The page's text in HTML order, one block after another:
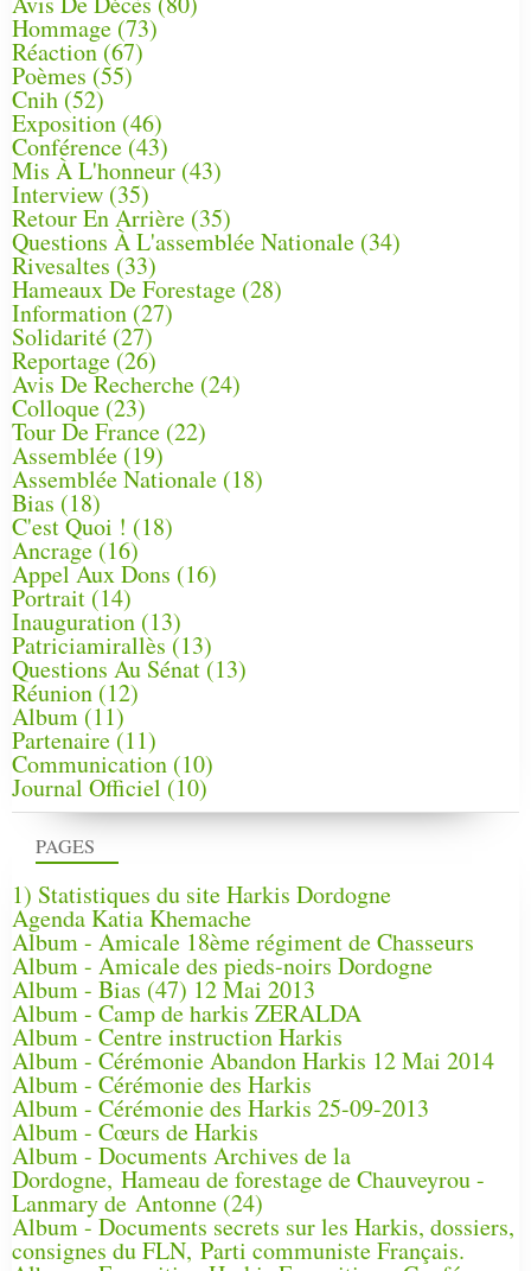
PAGES
1) Statistiques du site Harkis Dordogne
Agenda Katia Khemache
Album - Amicale 18ème régiment de Chasseurs
Album - Amicale des pieds-noirs Dordogne
Album - Bias (47) 12 Mai 2013
Album - Camp de harkis ZERALDA
Album - Centre instruction Harkis
Album - Cérémonie Abandon Harkis 12 Mai 2014
Album - Cérémonie des Harkis
Album - Cérémonie des Harkis 25-09-2013
Album - Cœurs de Harkis
Album - Documents Archives de la
Dordogne, Hameau de forestage de Chauveyrou -
Lanmary de Antonne (24)
Album - Documents secrets sur les Harkis, dossiers,
consignes du FLN, Parti communiste Français.
Hommage (73)
Réaction(67)
Poèmes (55)
Cnih (52)
Exposition (46)
Conférence(43)
Mis À L'honneur (43)
Interview (35)
Retour En Arrière (35)
Questions À L'assemblée Nationale (34)
Rivesaltes (33)
Hameaux De Forestage (28)
Information (27)
Solidarité (27)
Reportage(26)
Avis De Recherche (24)
Colloque (23)
Tour De France (22)
Assemblée (19)
Assemblée Nationale (18)
Bias (18)
C'est Quoi ! (18)
Ancrage (16)
Appel Aux Dons (16)
Portrait (14)
Inauguration (13)
Patriciamirallès (13)
Questions Au Sénat(13)
Réunion (12)
Album (11)
Partenaire(11)
Communication (10)
Journal Officiel (10)